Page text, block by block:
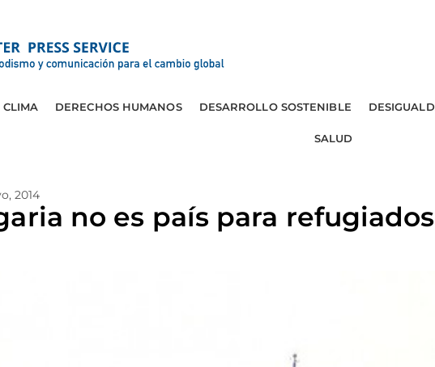
CLIMA DERECHOS HUMANOS DESARROLLO SOSTENIBLE
SALUD
2014
no es país para